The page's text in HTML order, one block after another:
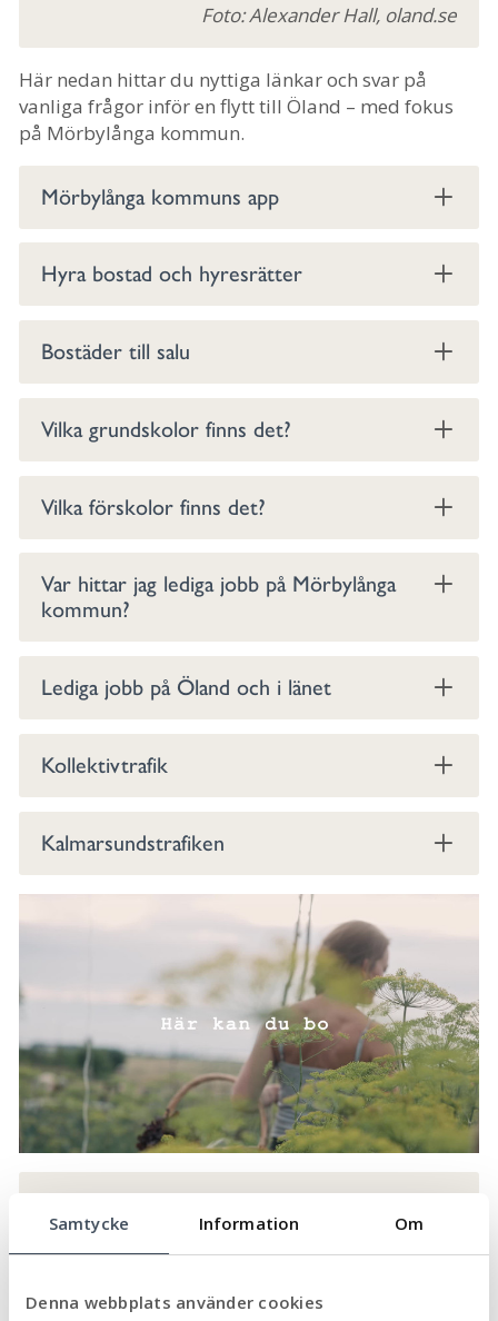
Samtycke Information Om
Denna webbplats använder cookies
Foto: Alexander Hall, oland.se
Här nedan hittar du nyttiga länkar och svar på
vanliga frågor inför en flytt till Öland – med fokus
på Mörbylånga kommun.
Mörbylånga kommuns app
Hyra bostad och hyresrätter
Bostäder till salu
Vilka grundskolor finns det?
Vilka förskolor finns det?
Var hittar jag lediga jobb på Mörbylånga
kommun?
Lediga jobb på Öland och i länet
Kollektivtrafik
Kalmarsundstrafiken